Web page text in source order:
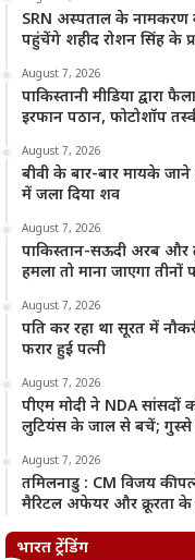
SRN अस्पताल के नामकरण
पहुंचेंगे शहीद रोशन सिंह के
August 7, 2026
पाकिस्तानी मीडिया द्वारा
इरफान पठान, फोटोशॉप
August 7, 2026
बीवी के बार-बार मायके
में जला दिया शव
August 7, 2026
पाकिस्तान-सऊदी अरब और
हमला तो माना जाएगा
August 7, 2026
पति कर रहा था सूरत में
फरार हुई पत्नी
August 7, 2026
पीएम मोदी ने NDA सांसदों
लुटियंस के जाल से बचें; गुस्से
August 7, 2026
तमिलनाडु : CM विजय की
मैरिटल अफेयर और क्रूरता
भारत ट्रेंडिंग